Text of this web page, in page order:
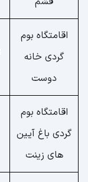
اقامتگاه بوم
گردی خانه
دوست
اقامتگاه بوم
گردی باغ آیین
های زینت